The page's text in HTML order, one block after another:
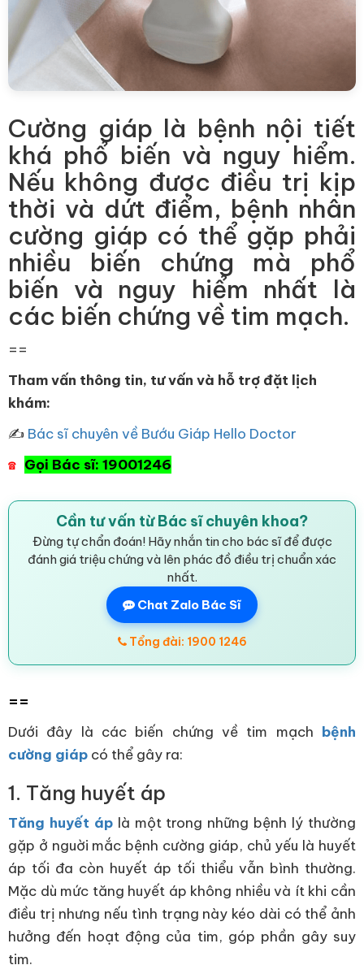
Cường giáp là bệnh nội tiết
khá phổ biến và nguy hiểm.
Nếu không được điều trị kịp
thời và dứt điểm, bệnh nhân
cường giáp có thể gặp phải
nhiều biến chứng mà phổ
biến và nguy hiểm nhất là
các biến chứng về tim mạch.
==
Tham vấn thông tin, tư vấn và hỗ trợ đặt lịch
khám:
✍ Bác sĩ chuyên về Bướu Giáp Hello Doctor
☎ Gọi Bác sĩ: 19001246
Cần tư vấn từ Bác sĩ chuyên khoa?
Đừng tự chẩn đoán! Hãy nhắn tin cho bác sĩ để được
đánh giá triệu chứng và lên phác đồ điều trị chuẩn xác
nhất.
Chat Zalo Bác Sĩ
Tổng đài: 1900 1246
==
Dưới đây là các biến chứng về tim mạch bệnh
cường giáp có thể gây ra:
1. Tăng huyết áp
Tăng huyết áplà một trong những bệnh lý thường
gặp ở nguời mắc bệnh cường giáp, chủ yếu là huyết
áp tối đa còn huyết áp tối thiểu vẫn bình thường.
Mặc dù mức tăng huyết áp không nhiều và ít khi cần
điều trị nhưng nếu tình trạng này kéo dài có thể ảnh
hưởng đến hoạt động của tim, góp phần gây suy
tim.